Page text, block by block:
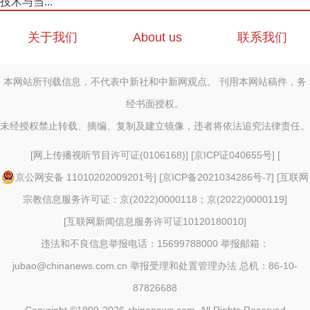
关于我们 About us 联系我们
本网站所刊载信息，不代表中新社和中新网观点。 刊用本网站稿件，务
经书面授权。
未经授权禁止转载、摘编、复制及建立镜像，违者将依法追究法律责任。
[网上传播视听节目许可证(0106168)] [京ICP证040655号] [
京公网安备 11010202009201号] [京ICP备2021034286号-7] [互联网
宗教信息服务许可证：京(2022)0000118；京(2022)0000119]
[互联网新闻信息服务许可证10120180010]
违法和不良信息举报电话：15699788000 举报邮箱：
jubao@chinanews.com.cn 举报受理和处置管理办法 总机：86-10-
87826688